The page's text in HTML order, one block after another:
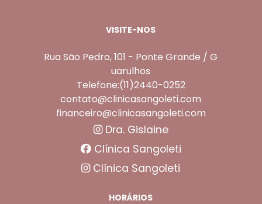
VISITE-NOS
Rua São Pedro, 101 - Ponte Grande / G
uarulhos
Telefone:(11)2440-0252
contato@clinicasangoleti.com
financeiro@clinicasangoleti.com
Dra. Gislaine
Clínica Sangoleti
Clínica Sangoleti
HORÁRIOS